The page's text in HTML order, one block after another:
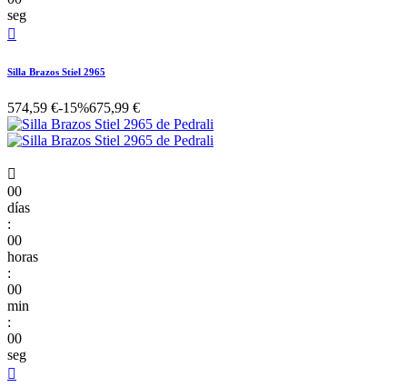
seg

Silla Brazos Stiel 2965
574,59 €-15%675,99 €

00
días
:
00
horas
:
00
min
:
00
seg
